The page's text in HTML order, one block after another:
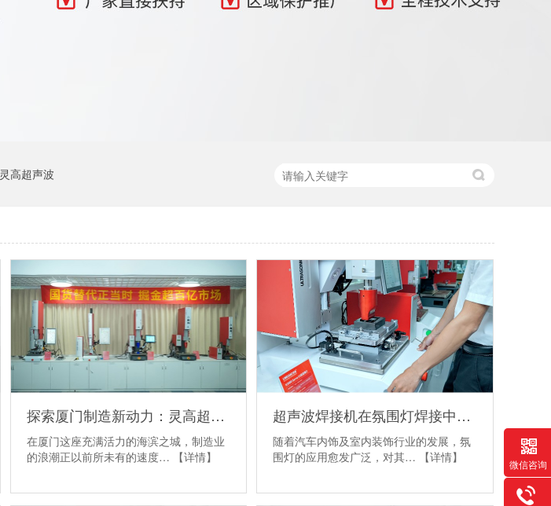
灵高超声波
探索厦门制造新动力：灵高超声波焊接机
在厦门这座充满活力的海滨之城，制造业
的浪潮正以前所未有的速度…
【详情】
超声波焊接机在氛围灯焊接中的应用、难点与突破方案
随着汽车内饰及室内装饰行业的发展，氛
围灯的应用愈发广泛，对其…
【详情】 微信咨询